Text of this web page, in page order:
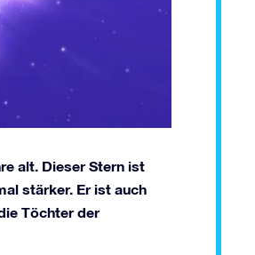
alt. Dieser Stern ist
stärker. Er ist auch
Töchter der